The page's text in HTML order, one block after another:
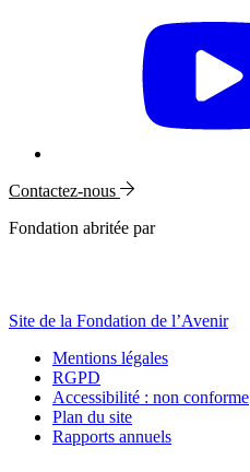
Contactez-nous
Fondation abritée par
Site de la Fondation de l’Avenir
Mentions légales
RGPD
Accessibilité : non conforme
Plan du site
Rapports annuels